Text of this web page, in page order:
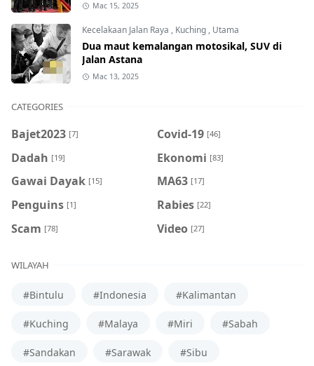
Mac 15, 2025
Kecelakaan Jalan Raya , Kuching , Utama
Dua maut kemalangan motosikal, SUV di
Jalan Astana
Mac 13, 2025
CATEGORIES
Bajet2023 [7] Covid-19 [46]
Dadah [19] Ekonomi [83]
Gawai Dayak [15] MA63 [17]
Penguins [1] Rabies [22]
Scam [78] Video [27]
WILAYAH
#Bintulu #Indonesia #Kalimantan
#Kuching #Malaya #Miri #Sabah
#Sandakan #Sarawak #Sibu